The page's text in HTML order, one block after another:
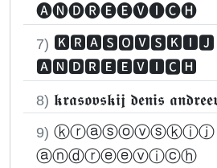
🅐🅝🅓🅡🅔🅔🅥🅘🅒🅗
7)
🅰🅽🅳🆁🅴🅴🆅🅸🅲🅷
8) 𝖐𝖗𝖆𝖘𝖔𝖛𝖘𝖐𝖎𝖏 𝖉𝖊𝖓𝖎𝖘
9)
ⓐⓝⓓⓡⓔⓔⓥⓘⓒⓗ